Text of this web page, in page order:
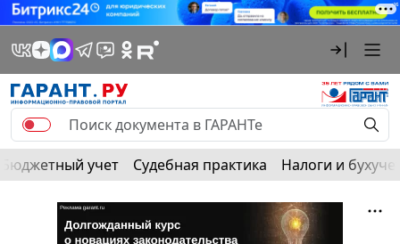
Бюджетный учет Судебная практика Налоги и